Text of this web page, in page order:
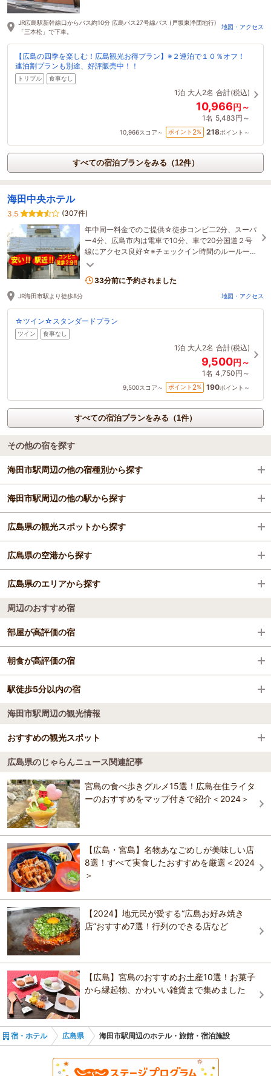
JR広島駅新幹線口からバス約10分 広島バス27号線バス (戸坂東浄団地行)
「三本松」で下車。
地図・アクセス
【広島の四季を楽しむ！広島観光お得プラン】※２連泊で１０％オフ！
連泊割プランも別途、好評販売中！！
トリプル 食事なし
1泊 大人2名 合計(税込)
10,966円～
1名 5,483円～
10,966スコア～ ポイント 2% 218ポイント～
すべての宿泊プランをみる（12件）
海田中央ホテル
3.5
(307件)
年中同一料金でのご提供☆徒歩コンビ二2分、スーパ
ー4分、広島市内は電車で10分、車で20分国道２号
線にアクセス良好☆※チェックイン時間のルールーは
厳しいですがその分格安宿泊可能
33分前に予約されました
JR海田市駅より徒歩8分 地図・アクセス
☆ツイン☆スタンダードプラン
ツイン 食事なし
1泊 大人2名 合計(税込)
9,500円～
1名 4,750円～
9,500スコア～ ポイント 2% 190ポイント～
すべての宿泊プランをみる（1件）
その他の宿を探す
海田市駅周辺の他の宿種別から探す
ビジネスホテル
格安ホテル
海田市駅周辺の他の駅から探す
広島駅
広島駅
八丁堀駅
宮島口駅
可部駅
西広島駅
横川駅
稲荷町駅
広島県の観光スポットから探す
原爆ドーム
嚴島神社
平和記念公園
広島平和記念資料館
広島の路面電車
縮景園
宮島水族館「みやじマリン」
ひろしま美術館
広島県の空港から探す
広島空港
広島県のエリアから探す
広島・宮島
庄原・三次・芸北
周辺のおすすめ宿
部屋が高評価の宿
宮島コーラルホテル
宮浜温泉 旅館かんざき
宮島 神撰の宿 ホテルみや離宮
宮島ホテルまこと～家族と過ごす宮島の料理宿～
みやじまの宿 岩惣
安芸グランドホテル
みやじま庵廣島
ペンションあんばらんす
宮島グランドホテル有もと
朝食が高評価の宿
宮島コーラルホテル
宮浜温泉 旅館かんざき
グランヴィリオホテル宮島 和蔵
リブマックスリゾート安芸宮浜温泉
宮島 神撰の宿 ホテルみや離宮
宮島ホテルまこと～家族と過ごす宮島の料理宿～
安芸グランドホテル
ペンションあんばらんす
宮島グランドホテル有もと
宮島 錦水館【嚴島神社の景色と心酔いの食を愉しむ
お洒落宿】
駅徒歩5分以内の宿
宮島コーラルホテル
宮島 神撰の宿 ホテルみや離宮
コテージワン 宮島街道店
Ｓｉｍｐｌｅ Ｓｔａｙ 宮島
グローバルリゾート 弥山
おもてなしホステル宮島
海田市駅周辺の観光情報
おすすめの観光スポット
三滝寺（三滝観音）
4.4
広大な境内は樹林で覆われ、白糸滝や朱の多宝塔が散在する。多宝塔
は県の重要文化財。秋は紅葉の名所として知られてる。 植物 紅葉 創建
年代 809
おすすめの観光スポットガイドを見る
広島県のじゃらんニュース関連記事
宮島の食べ歩きグルメ15選！広島在住ライタ
ーのおすすめをマップ付きで紹介＜2024＞
【広島・宮島】名物あなごめしが美味しい店
8選！すべて実食したおすすめを厳選＜2024
＞
【2024】地元民が愛する“広島お好み焼き
店”おすすめ7選！行列のできる店など
【広島】宮島のおすすめお土産10選！お菓子
から縁起物、かわいい雑貨まで集めました
宿・ホテル 広島県 海田市駅周辺のホテル・旅館・宿泊施設